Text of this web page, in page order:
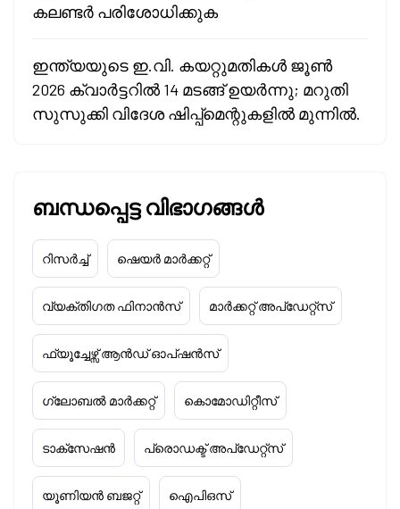
കലണ്ടർ പരിശോധിക്കുക
ഇന്ത്യയുടെ ഇ.വി. കയറ്റുമതികൾ ജൂൺ
2026 ക്വാർട്ടറിൽ 14 മടങ്ങ് ഉയർന്നു; മറുതി
സുസുക്കി വിദേശ ഷിപ്പ്മെന്റുകളിൽ മുന്നിൽ.
ബന്ധപ്പെട്ട വിഭാഗങ്ങൾ
റിസർച്ച് ഷെയർ മാർക്കറ്റ്
വ്യക്തിഗത ഫിനാൻസ് മാർക്കറ്റ് അപ്‌ഡേറ്റ്സ്
ഫ്യൂച്ചേഴ്സ് ആൻഡ് ഓപ്ഷൻസ്
ഗ്ലോബൽ മാർക്കറ്റ് കൊമോഡിറ്റീസ്
ടാക്‌സേഷൻ പ്രൊഡക്ട് അപ്‌ഡേറ്റ്സ്
യൂണിയൻ ബജറ്റ് ഐപിഒസ്